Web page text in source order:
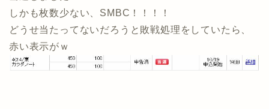
しかも枚数少ない、SMBC！！！！
どうせ当たってないだろうと敗戦処理をしていたら、
赤い表示がｗ